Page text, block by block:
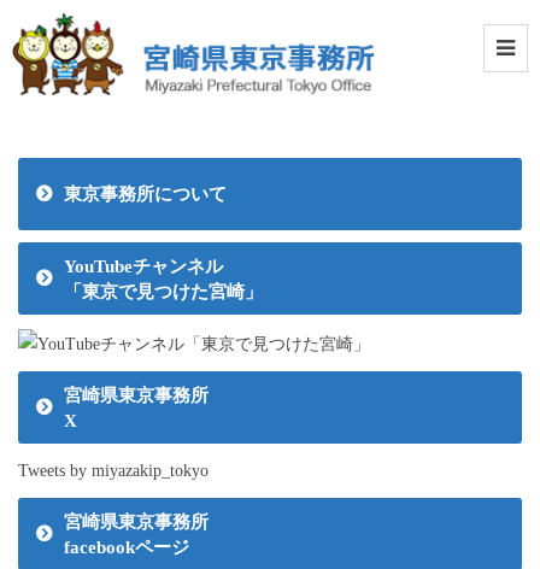
東京事務所について
YouTubeチャンネル
「東京で見つけた宮崎」
宮崎県東京事務所
X
Tweets by miyazakip_tokyo
宮崎県東京事務所
facebookページ